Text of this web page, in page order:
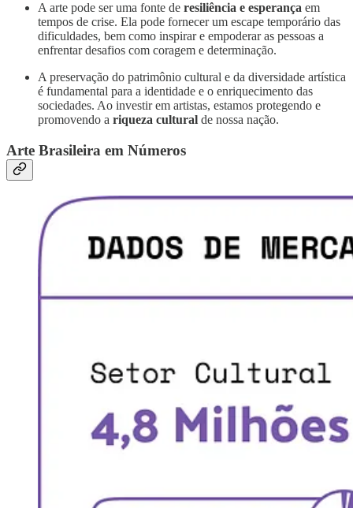
A arte pode ser uma fonte de resiliência e esperança em
tempos de crise. Ela pode fornecer um escape temporário das
dificuldades, bem como inspirar e empoderar as pessoas a
enfrentar desafios com coragem e determinação.
A preservação do patrimônio cultural e da diversidade artística
é fundamental para a identidade e o enriquecimento das
sociedades. Ao investir em artistas, estamos protegendo e
promovendo a riqueza cultural de nossa nação.
Arte Brasileira em Números